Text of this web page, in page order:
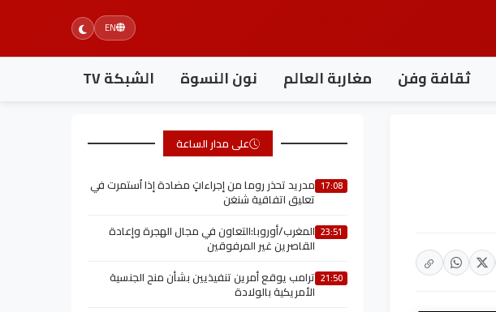
EN
ثقافة وفن مغاربة العالم نون النسوة الشبكة TV
على مدار الساعة
17:08 مدريد تحذر روما من إجراءاتٍ مضادة إذا اُستمرت في
تعليق اتفاقية شنغن
23:51 المغرب/أوروبا:التعاون في مجال الهجرة وإعادة
القاصرين غير المرفوقين
21:50 ترامب يوقع أمرين تنفيذيين بشأن منح الجنسية
الأمريكية بالولادة